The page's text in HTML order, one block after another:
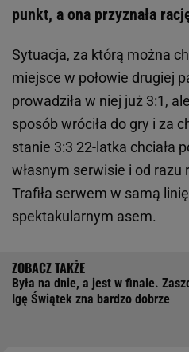
punkt, a ona przyznała
Sytuacja, za którą można
miejsce w połowie drugiej
prowadziła w niej już 3:1,
sposób wróciła do gry i za
stanie 3:3 22-latka chciała
własnym serwisie i od razu
Trafiła serwem w samą
spektakularnym asem.
Była na dnie, a jest w finale.
Igę Świątek zna bardzo dobrze